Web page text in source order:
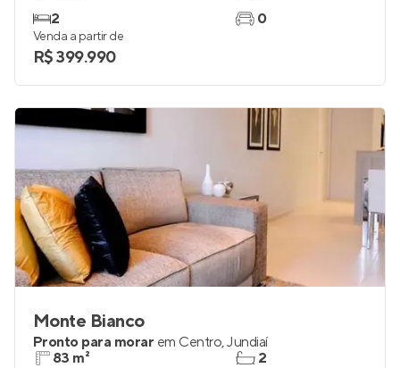
2
0
Venda a partir de
R$ 399.990
Monte Bianco
Pronto para morar em Centro,Jundiaí
83 m²
2